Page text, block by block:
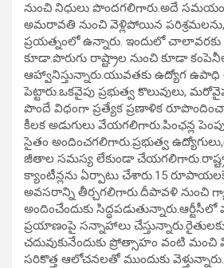
నుంచి నిధులు పొందగలిగారు.అదే
అమరావతి నుంచి వెళ్లిపోయిన పరిశ్రమలను,
ప్రయత్నంలో ఉన్నారు. ఇందులో
కూడా.పొరుగు రాష్ట్రాల నుంచి కూడా
ఆహ్వానిస్తున్నారు.యువతకు ఉద్యోగ
పెట్టారు.ఒకవైపు ప్రభుత్వ కొలువులు,
పొందే విధంగా ప్రత్యేక ప్రణాళిక
కీలక అడుగులు వేయగలిగారు.పింఛన్ల
సైతం అందించగలిగారు.ప్రభుత్వ
జీతాల సమస్య లేకుండా
క్యాంటీన్లను ఏర్పాటు చేశారు.15
అవసరాన్ని తీర్చగలిగారు.దీపావళి నుంచి
అందించేందుకు
ప్రయాణంపై సన్నాహాలు చేస్తున్నారు.రైతులకు
చదువుకునేందుకు ప్రోత్సాహం వంటి
సరికొత్త ఆలోచనలతో ముందుకు